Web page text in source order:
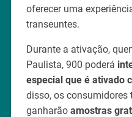
oferecer uma
transeuntes.
Durante a ativação,
Paulista, 900 poderá
especial que é ativado
disso, os consumidores
ganharão amostras